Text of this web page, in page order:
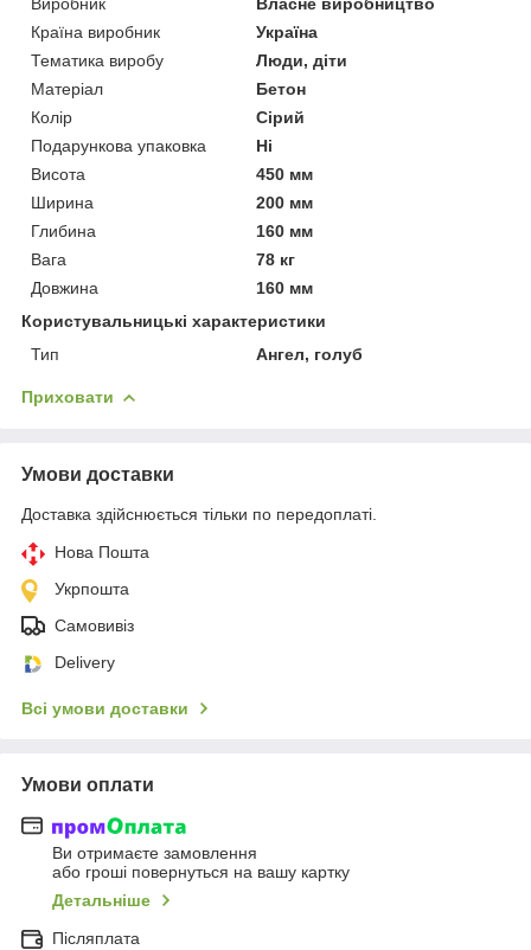
Країна виробник
Україна
Тематика виробу
Люди, діти
Матеріал
Бетон
Колір
Сірий
Подарункова упаковка
Ні
Висота
450 мм
Ширина
200 мм
Глибина
160 мм
Вага
78 кг
Довжина
160 мм
Користувальницькі характеристики
Тип
Ангел, голуб
Приховати
Умови доставки
Доставка здійснюється тільки по передоплаті.
Нова Пошта
Укрпошта
Самовивіз
Delivery
Всі умови доставки
Умови оплати
Ви отримаєте замовлення
або гроші повернуться на вашу картку
Детальніше
Післяплата